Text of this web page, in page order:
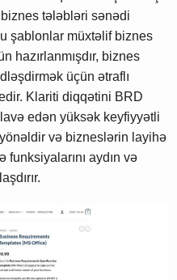
tələbləri sənədi
şablonlar müxtəlif biznes
hazırlanmışdır, biznes
üçün ətraflı
Klariti diqqətini BRD
edən yüksək keyfiyyətli
və bizneslərin layihə
aydın və